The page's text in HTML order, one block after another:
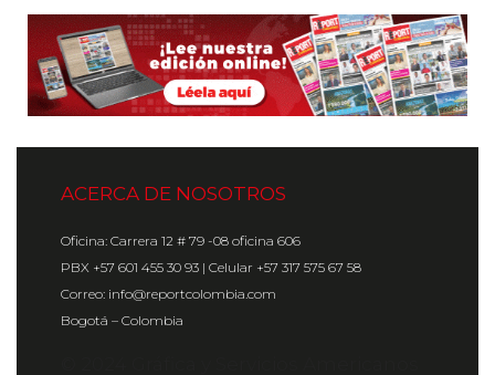
ACERCA DE NOSOTROS
Oficina: Carrera 12 # 79 -08 oficina 606
PBX +57 601 455 30 93 | Celular +57 317 575 67 58
Correo: info@reportcolombia.com
Bogotá – Colombia